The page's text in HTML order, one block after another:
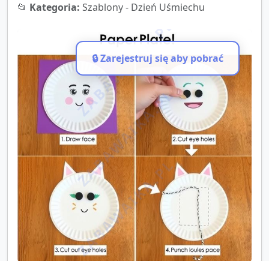
📂 Kategoria: Szablony - Dzień Uśmiechu
ZABAWAIKA.PL
ZABAWAIKA.PL
ZABAWAIKA.PL
🔒 Zarejestruj się aby pobrać